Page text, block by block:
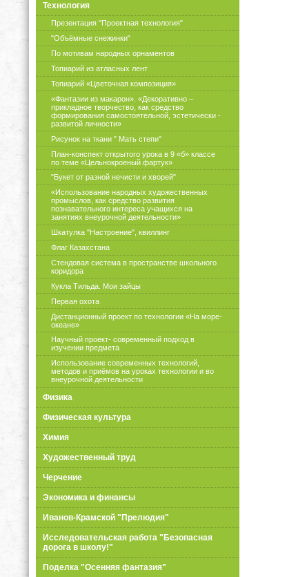
Технология
Презентация "Проектная технология"
"Объёмные снежинки"
По мотивам народных орнаментов
Топиарий из атласных лент
Топиарий «Цветочная композиция»
«Фантазии из макарон». «Декоративно –
прикладное творчество, как средство
формирования самостоятельной, эстетически -
развитой личности»
Рисунок на ткани " Мать степи"
План-конспект открытого урока в 9 «б» классе
по теме «Цельнокроеный фартук»
"Букет от разной нечисти и хворей"
«Использование народных художественных
промыслов, как средство развития
познавательного интереса учащихся на
занятиях внеурочной деятельности»
Шкатулка "Настроение", квиллинг
Флаг Казахстана
Стендовая система в пространстве школьного
коридора
Кукла Тильда. Мои зайцы
Первая охота
Дистанционный проект по технологии «На море-
океане»
Научный проект- современный подход в
изучении предмета
Использование современных технологий,
методов и приёмов на уроках технологии и во
внеурочной деятельности
Физика
Физическая культура
Химия
Художественный труд
Черчение
Экономика и финансы
Иванов-Крамской "Прелюдия"
Исследовательская работа "Безопасная
дорога в школу!"
Поделка "Осенняя фантазия"